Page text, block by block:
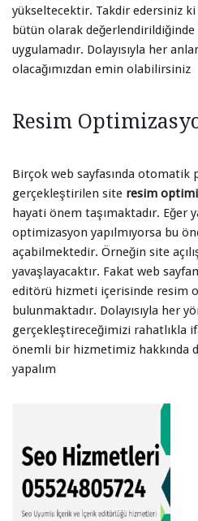
yükseltecektir. Takdir edersiniz
bütün olarak değerlendirildiğinde
uygulamadır. Dolayısıyla her
olacağımızdan emin olabilirsiniz
Resim
Birçok web sayfasında otomatik
gerçekleştirilen site resim
hayati önem taşımaktadır. Eğer
optimizasyon yapılmıyorsa bu
açabilmektedir. Örneğin site
yavaşlayacaktır. Fakat web
editörü hizmeti içerisinde resim
bulunmaktadır. Dolayısıyla her
gerçekleştireceğimizi rahatlıkla
önemli bir hizmetimiz hakkında
yapalım